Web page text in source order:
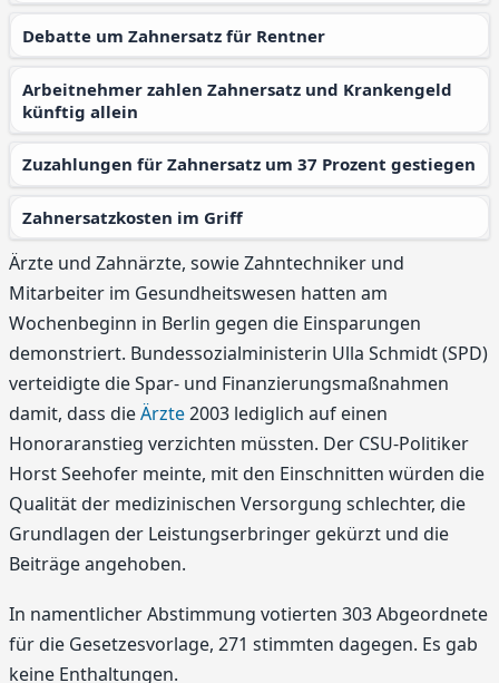
Debatte um Zahnersatz für Rentner
Arbeitnehmer zahlen Zahnersatz und Krankengeld
künftig allein
Zuzahlungen für Zahnersatz um 37 Prozent gestiegen
Zahnersatzkosten im Griff
Ärzte und Zahnärzte, sowie Zahntechniker und
Mitarbeiter im Gesundheitswesen hatten am
Wochenbeginn in Berlin gegen die Einsparungen
demonstriert. Bundessozialministerin Ulla Schmidt (SPD)
verteidigte die Spar- und Finanzierungsmaßnahmen
damit, dass dieÄrzte2003 lediglich auf einen
Honoraranstieg verzichten müssten. Der CSU-Politiker
Horst Seehofer meinte, mit den Einschnitten würden die
Qualität der medizinischen Versorgung schlechter, die
Grundlagen der Leistungserbringer gekürzt und die
Beiträge angehoben.
In namentlicher Abstimmung votierten 303 Abgeordnete
für die Gesetzesvorlage, 271 stimmten dagegen. Es gab
keine Enthaltungen.